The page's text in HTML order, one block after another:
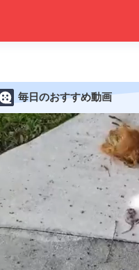
毎日のおすすめ動画